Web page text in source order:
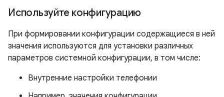
Используйте конфигурацию
При формировании конфигурации содержащиеся в ней
значения используются для установки различных
параметров системной конфигурации, в том числе:
Внутренние настройки телефонии